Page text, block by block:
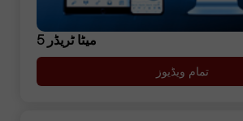
میٹا ٹریڈر 5
تمام ویڈیوز